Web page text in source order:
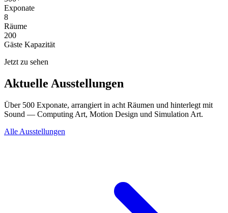
Exponate
8
Räume
200
Gäste Kapazität
Jetzt zu sehen
Aktuelle Ausstellungen
Über 500 Exponate, arrangiert in acht Räumen und hinterlegt mit
Sound — Computing Art, Motion Design und Simulation Art.
Alle Ausstellungen